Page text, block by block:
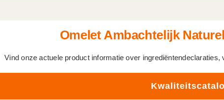
Omelet Ambachtelijk
Vind onze actuele product informatie over